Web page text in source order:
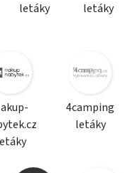
letáky
letáky
4camping
letáky